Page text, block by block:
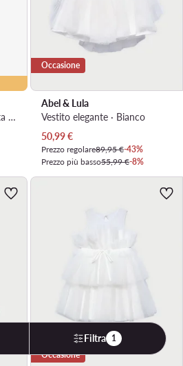
Completo sportivo maglietta e shorts · Écru
Occasione
Abel & Lula
Vestito elegante · Bianco
Prezzo attuale
50,99€
Prezzo regolare89,95 €-43%
Prezzo più basso55,99 €-8%
Occasione
Filtra 1